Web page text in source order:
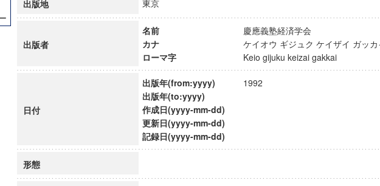
ログラム市民社会ガバナンス教育研究センター
ログラム論理と感性の先端的教育研究拠点
グラム「超成熟社会発展のサイエンス」
出版地 東京
出版者
名前
慶應義塾経済学会
カナ
ケイオウ ギジュク ケイザイ ガ
ローマ字
Keio gijuku keizai gakkai
日付
出版年(from:yyyy)
1992
出版年(to:yyyy)
作成日(yyyy-mm-dd)
更新日(yyyy-mm-dd)
記録日(yyyy-mm-dd)
形態